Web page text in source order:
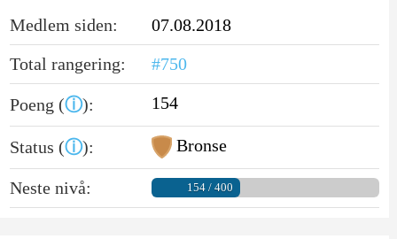
Medlem siden:
07.08.2018
Total rangering:
#750
Poeng (ⓘ): 154
Status (ⓘ): Bronse
Neste nivå: 154 / 400